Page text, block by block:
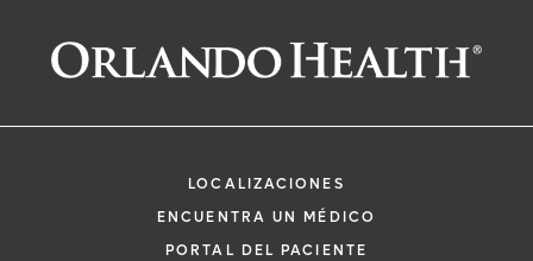
Solicitar una cita con:
Norman E Colón Casasnovas, MD
Urología
LOCALIZACIONES
ENCUENTRA UN MÉDICO
PORTAL DEL PACIENTE